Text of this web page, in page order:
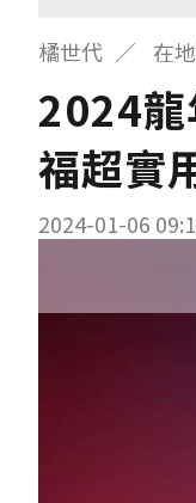
橘世代 在
2024龍
福超實
2024-01-06